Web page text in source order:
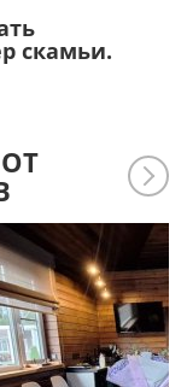
скамьи.